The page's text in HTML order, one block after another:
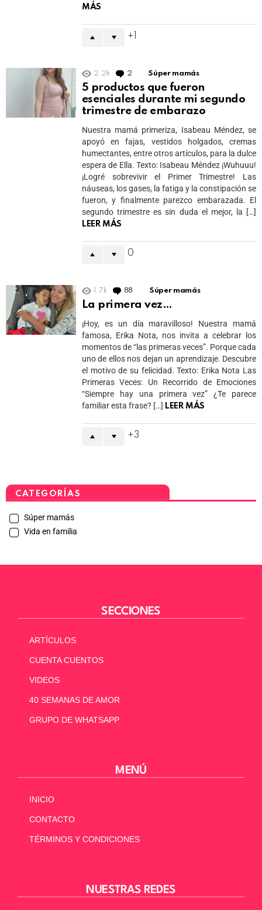
MÁS
1
2.2k 2 Comments
Súper mamás
5 productos que fueron
esenciales durante mi segundo
trimestre de embarazo
Nuestra mamá primeriza, Isabeau Méndez, se
apoyó en fajas, vestidos holgados, cremas
humectantes, entre otros artículos, para la dulce
espera de Ella. Texto: Isabeau Méndez ¡Wuhuuu!
¡Logré sobrevivir el Primer Trimestre! Las
náuseas, los gases, la fatiga y la constipación se
fueron, y finalmente parezco embarazada. El
segundo trimestre es sin duda el mejor, la […]
LEER MÁS
0
1.7k 88 Comments
Súper mamás
La primera vez…
¡Hoy, es un día maravilloso! Nuestra mamá
famosa, Erika Nota, nos invita a celebrar los
momentos de “las primeras veces”. Porque cada
uno de ellos nos dejan un aprendizaje. Descubre
el motivo de su felicidad. Texto: Erika Nota Las
Primeras Veces: Un Recorrido de Emociones
“Siempre hay una primera vez” ¿Te parece
familiar esta frase? […] LEER MÁS
3
CATEGORÍAS
Súper mamás
Vida en familia
SECCIONES
ARTÍCULOS
CUENTA CUENTOS
VIDEOS
40 SEMANAS DE AMOR
GRUPO DE WHATSAPP
MENÚ
INICIO
CONTACTO
TÉRMINOS Y CONDICIONES
NUESTRAS REDES